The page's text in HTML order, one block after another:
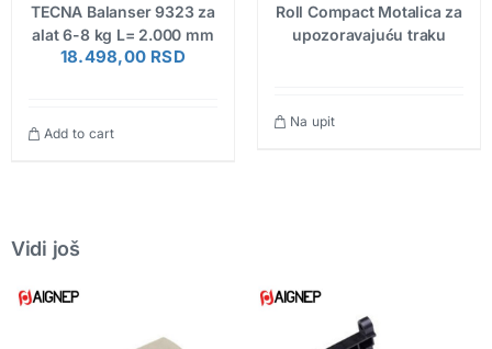
TECNA Balanser 9323 za
alat 6-8 kg L= 2.000 mm
18.498,00 RSD
Add to cart
Roll Compact Motalica za
upozoravajuću traku
Na upit
Vidi još